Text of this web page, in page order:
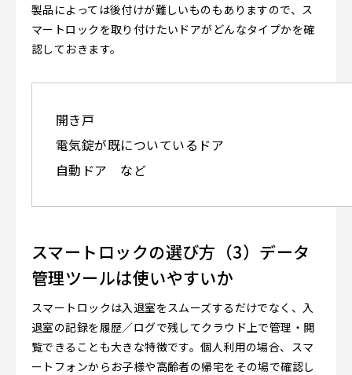
製品によっては後付けが難しいものもありますので、ス
マートロックを取り付けたいドアがどんなタイプかを確
認しておきます。
開き戸
電気錠が既についているドア
自動ドア など
スマートロックの選び方（3）データ
管理ツールは使いやすいか
スマートロックは入退室をスムーズするだけでなく、入
退室の記録を履歴／ログで残してクラウド上で管理・閲
覧できることも大きな特徴です。個人利用の場合、スマ
ートフォンからお子様や高齢者の帰宅をその場で確認し